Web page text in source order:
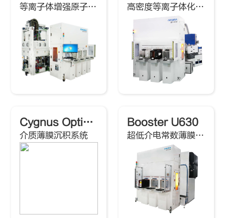
等离子体增强原子层薄膜沉积系统 高密度等离子体化学气相沉积系统
Cygnus Optima Prime
介质薄膜沉积系统
Booster U630
超低介电常数薄膜紫外处理系统